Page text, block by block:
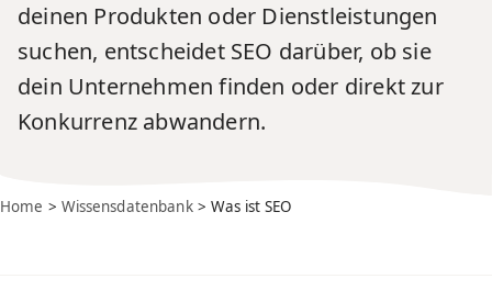
deinen Produkten oder Dienstleistungen
suchen, entscheidet SEO darüber, ob sie
dein Unternehmen finden oder direkt zur
Konkurrenz abwandern.
Home > Wissensdatenbank> Was ist SEO